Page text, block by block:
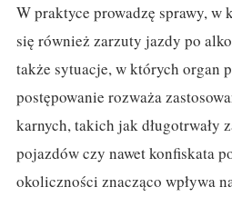
W praktyce prowadzę sprawy,
się również zarzuty jazdy po
także sytuacje, w których organ
postępowanie rozważa
karnych, takich jak długotrwały
pojazdów czy nawet konfiskata
okoliczności znacząco wpływa